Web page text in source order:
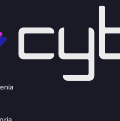
I TRAVEL
na laptopa Wittchen
akcesorium do przenoszenia